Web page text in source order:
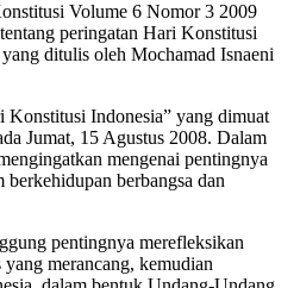
Volume 6 Nomor 3 2009
peringatan Hari Konstitusi
ditulis oleh Mochamad Isnaeni
Indonesia” yang dimuat
Jumat, 15 Agustus 2008. Dalam
mengenai pentingnya
berbangsa dan
pentingnya merefleksikan
merancang, kemudian